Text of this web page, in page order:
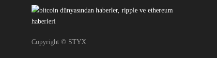
Copyright © STYX